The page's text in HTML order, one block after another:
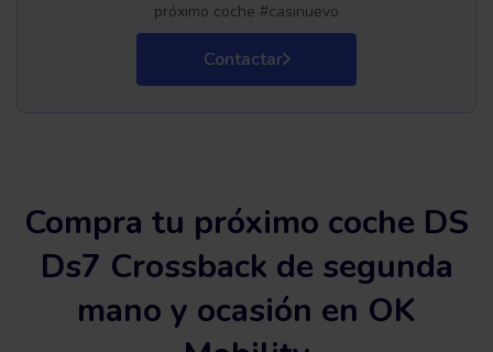
próximo coche #casinuevo
Contactar
Compra tu próximo coche DS
Ds7 Crossback de segunda
mano y ocasión en OK